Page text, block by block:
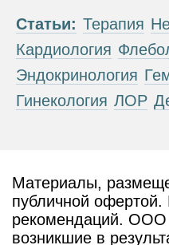
Статьи: Терапия
Кардиология
Эндокринология
Гинекология ЛОР
Материалы,
публичной офертой.
рекомендаций. ООО
возникшие в